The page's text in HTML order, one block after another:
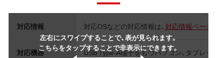
左右にスワイプすることで、表が見られます。
こちらをタップすることで非表示にできます。
対応情報 対応OSなどの対応情報は、 対応情報ページ
対応機器 USB Type-A端子をもつパソコン、タブレッ